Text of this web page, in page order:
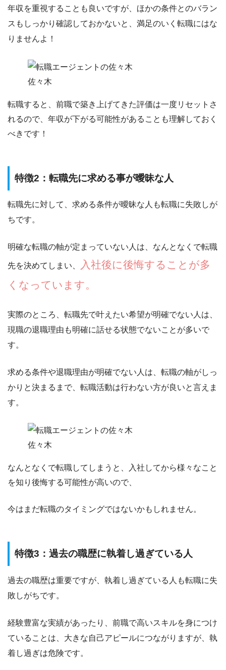
年収を重視することも良いですが、 ほかの条件とのバラン
スもしっかり確認しておかないと、満足のいく転職にはな
りませんよ！
佐々木
転職すると、前職で築き上げてきた評価は一度リセットさ
れるので、年収が下がる可能性があることも理解しておく
べきです！
特徴2：転職先に求める事が曖昧な人
転職先に対して、 求める条件が曖昧な人 も転職に失敗しが
ちです。
明確な転職の軸が定まっていない人は、なんとなくで転職
先を決めてしまい、
入社後に後悔することが多
くなっています。
実際のところ、転職先で叶えたい希望が明確でない人は、
現職の退職理由も明確に話せる状態でないことが多いで
す。
求める条件や退職理由が明確でない人は、 転職の軸がしっ
かりと決まるまで、転職活動は行わない方が良いと言えま
す。
佐々木
なんとなくで転職してしまうと、入社してから様々なこと
を知り後悔する可能性が高いので、
今はまだ転職のタイミングではないかもしれません。
特徴3：過去の職歴に執着し過ぎている人
過去の職歴は重要ですが、執着し過ぎている人 も転職に失
敗しがちです。
経験豊富な実績があったり、前職で高いスキルを身につけ
ていることは、大きな自己アピールにつながりますが、執
着し過ぎは危険です。